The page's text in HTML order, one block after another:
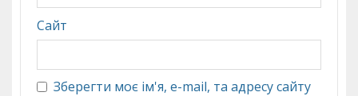
Сайт
Зберегти моє ім'я, e-mail, та адресу сайту